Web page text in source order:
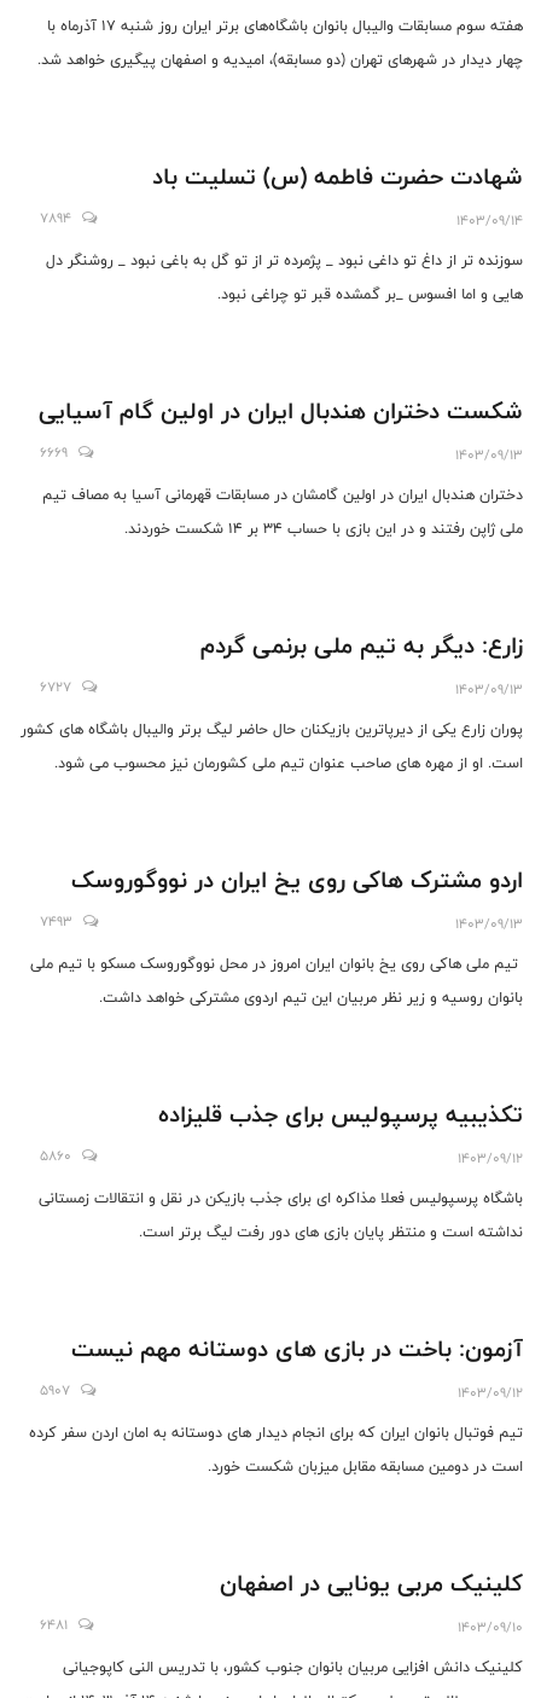
هفته سوم مسابقات والیبال بانوان باشگاه‌های برتر ایران روز شنبه ۱۷ آذرماه با
چهار دیدار در شهرهای تهران (دو مسابقه)، امیدیه و اصفهان پیگیری خواهد شد.
شهادت حضرت فاطمه (س) تسلیت باد
1403/09/14
7894
سوزنده تر از داغ تو داغی نبود _ پژمرده تر از تو گل به باغی نبود _ روشنگر دل
هایی و اما افسوس _بر گمشده قبر تو چراغی نبود.
شکست دختران هندبال ایران در اولین گام آسیایی
1403/09/13
6669
دختران هندبال ایران در اولین گامشان در مسابقات قهرمانی آسیا به مصاف تیم
ملی ژاپن رفتند و در این بازی با حساب ۳۴ بر ۱۴ شکست خوردند.
زارع: دیگر به تیم ملی برنمی گردم
1403/09/13
6727
پوران زارع یکی از دیرپاترین بازیکنان حال حاضر لیگ برتر والیبال باشگاه های کشور
است. او از مهره های صاحب عنوان تیم ملی کشورمان نیز محسوب می شود.
اردو مشترک هاکی روی یخ ایران در نووگوروسک
1403/09/13
7493
تیم ملی هاکی روی یخ بانوان ایران امروز در محل نووگوروسک مسکو با تیم ملی
بانوان روسیه و زیر نظر مربیان این تیم اردوی مشترکی خواهد داشت.
تکذیبیه پرسپولیس برای جذب قلیزاده
1403/09/12
5860
باشگاه پرسپولیس فعلا مذاکره ای برای جذب بازیکن در نقل و انتقالات زمستانی
نداشته است و منتظر پایان بازی های دور رفت لیگ برتر است.
آزمون: باخت در بازی های دوستانه مهم نیست
1403/09/12
5907
تیم فوتبال بانوان ایران که برای انجام دیدار های دوستانه به امان اردن سفر کرده
است در دومین مسابقه مقابل میزبان شکست خورد.
کلینیک مربی یونایی در اصفهان
1403/09/10
6481
کلینیک دانش افزایی مربیان بانوان جنوب کشور، با تدریس النی کاپوجیانی